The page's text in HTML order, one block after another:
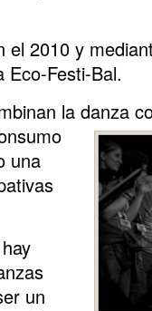
2010 y
Eco-Festi-Bal.
la danza
una
un